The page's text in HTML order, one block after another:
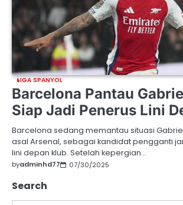
LIGA SPANYOL
Barcelona Pantau
Siap Jadi Penerus Lini
Barcelona sedang memantau situasi
asal Arsenal, sebagai kandidat pengganti
lini depan klub.​ Setelah kepergian…
byadminhd77 07/30/2025
Search